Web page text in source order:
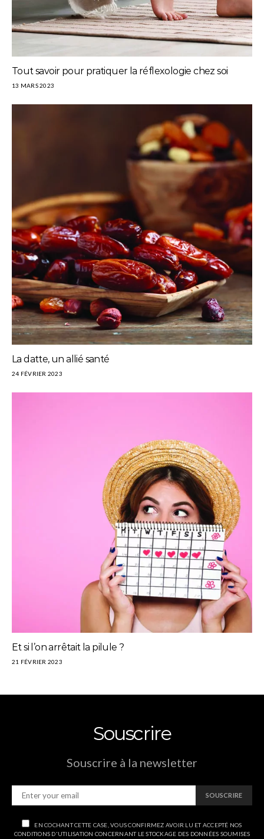
Tout savoir pour pratiquer la réflexologie chez soi
13 MARS 2023
La datte, un allié santé
24 FÉVRIER 2023
Et si l’on arrêtait la pilule ?
21 FÉVRIER 2023
Souscrire
Souscrire à la newsletter
SOUSCRIRE
EN COCHANT CETTE CASE, VOUS CONFIRMEZ AVOIR LU ET ACCEPTÉ NOS
CONDITIONS D'UTILISATION CONCERNANT LE STOCKAGE DES DONNÉES SOUMISES